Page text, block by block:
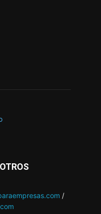
/